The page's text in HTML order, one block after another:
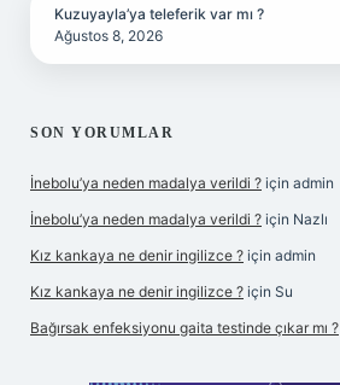
Kuzuyayla’ya teleferik var mı ?
Ağustos 8, 2026
SON YORUMLAR
İnebolu’ya neden madalya verildi ? için admin
İnebolu’ya neden madalya verildi ? için Nazlı
Kız kankaya ne denir ingilizce ? için admin
Kız kankaya ne denir ingilizce ? için Su
Bağırsak enfeksiyonu gaita testinde çıkar mı ?